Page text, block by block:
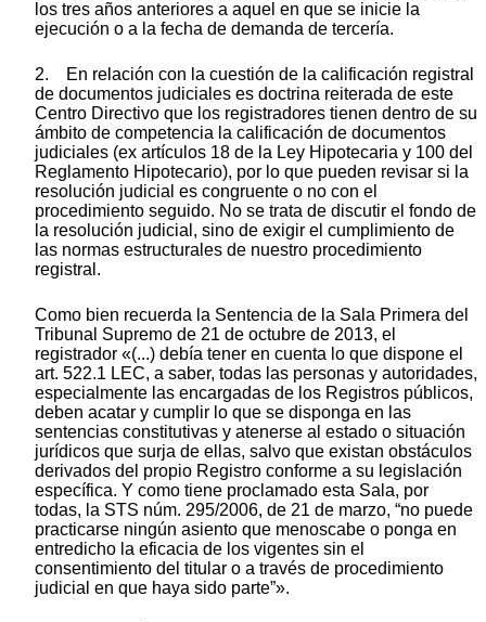
los tres años anteriores a aquel en que se inicie la
ejecución o a la fecha de demanda de tercería.
2. En relación con la cuestión de la calificación registral
de documentos judiciales es doctrina reiterada de este
Centro Directivo que los registradores tienen dentro de su
ámbito de competencia la calificación de documentos
judiciales (ex artículos 18 de la Ley Hipotecaria y 100 del
Reglamento Hipotecario), por lo que pueden revisar si la
resolución judicial es congruente o no con el
procedimiento seguido. No se trata de discutir el fondo de
la resolución judicial, sino de exigir el cumplimiento de
las normas estructurales de nuestro procedimiento
registral.
Como bien recuerda la Sentencia de la Sala Primera del
Tribunal Supremo de 21 de octubre de 2013, el
registrador «(...) debía tener en cuenta lo que dispone el
art. 522.1 LEC, a saber, todas las personas y autoridades,
especialmente las encargadas de los Registros públicos,
deben acatar y cumplir lo que se disponga en las
sentencias constitutivas y atenerse al estado o situación
jurídicos que surja de ellas, salvo que existan obstáculos
derivados del propio Registro conforme a su legislación
específica. Y como tiene proclamado esta Sala, por
todas, la STS núm. 295/2006, de 21 de marzo, “no puede
practicarse ningún asiento que menoscabe o ponga en
entredicho la eficacia de los vigentes sin el
consentimiento del titular o a través de procedimiento
judicial en que haya sido parte”».